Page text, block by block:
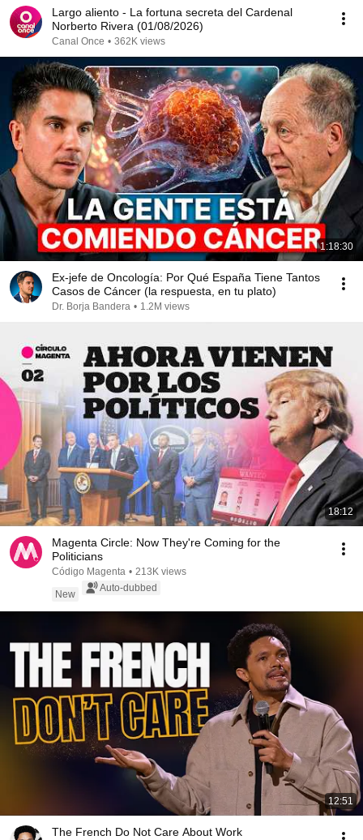
Largo aliento - La fortuna secreta del Cardenal
Norberto Rivera (01/08/2026)
Canal Once • 362K views
1:18:30
Ex-jefe de Oncología: Por Qué España Tiene Tantos
Casos de Cáncer (la respuesta, en tu plato)
Dr. Borja Bandera • 1.2M views
18:12
Magenta Circle: Now They're Coming for the
Politicians
Código Magenta • 213K views
New
Auto-dubbed
12:51
The French Do Not Care About Work